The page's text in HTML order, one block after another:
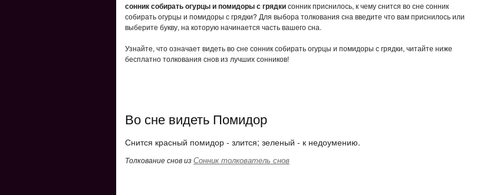
сонник собирать огурцы и помидоры с грядкисонник приснилось, к чему снится во сне сонник
собирать огурцы и помидоры с грядки? Для выбора толкования сна введите что вам приснилось или
выберите букву, на которую начинается часть вашего сна.
Узнайте, что означает видеть во сне сонник собирать огурцы и помидоры с грядки, читайте ниже
бесплатно толкования снов из лучших сонников!
Во сне видеть Помидор
Снится красный помидор - злится; зеленый - к недоумению.
Толкование снов изСонник толкователь снов